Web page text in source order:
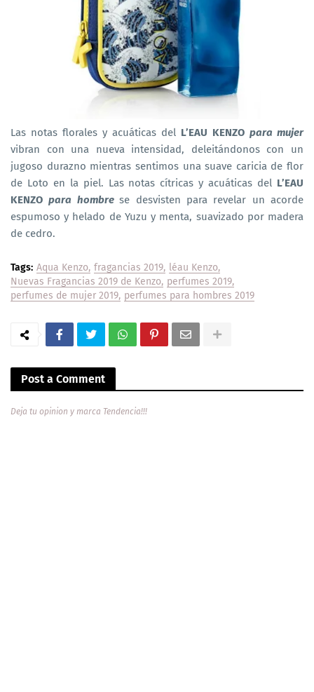
Las notas florales y acuáticas del L’EAU KENZO para mujer
vibran con una nueva intensidad, deleitándonos con un
jugoso durazno mientras sentimos una suave caricia de flor
de Loto en la piel. Las notas cítricas y acuáticas del L’EAU
KENZOpara hombrese desvisten para revelar un acorde
espumoso y helado de Yuzu y menta, suavizado por madera
de cedro.
Tags: Aqua Kenzo fragancias 2019 léau Kenzo
Nuevas Fragancias 2019 de Kenzo perfumes 2019
perfumes de mujer 2019 perfumes para hombres 2019
Post a Comment
Deja tu opinion y marca Tendencia!!!